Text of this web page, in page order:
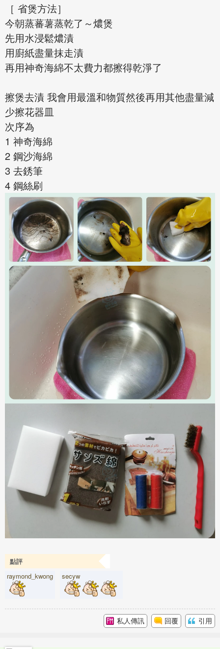
［ 省煲方法］
今朝蒸蕃薯蒸乾了～燶煲
先用水浸鬆燶漬
用廚紙盡量抹走漬
再用神奇海綿不太費力都擦得乾淨了
擦煲去漬 我會用最溫和物質然後再用其他盡量減
少擦花器皿
次序為
1 神奇海綿
2 鋼沙海綿
3 去銹筆
4 鋼絲刷
點評
raymond_kwong
secyw
私人傳訊 回覆 引用